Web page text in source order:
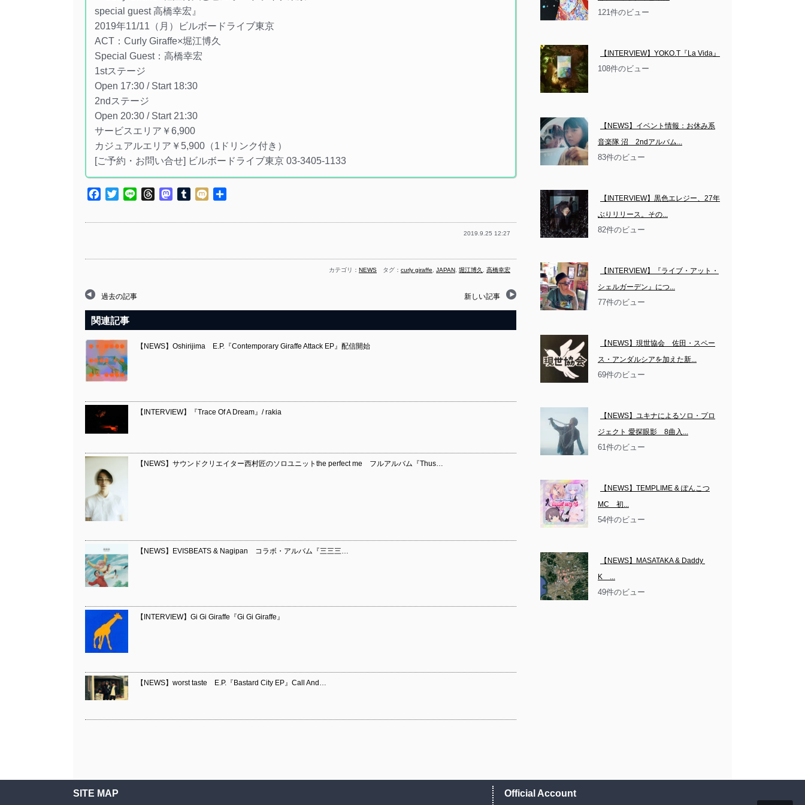
special guest 高橋幸宏』
2019年11/11（月）ビルボードライブ東京
ACT：Curly Giraffe×堀江博久
Special Guest：高橋幸宏
1stステージ
Open 17:30 / Start 18:30
2ndステージ
Open 20:30 / Start 21:30
サービスエリア￥6,900
カジュアルエリア￥5,900（1ドリンク付き）
[ご予約・お問い合せ] ビルボードライブ東京 03-3405-1133
Facebook
TwitterLine ThreadsMastodon
TumblrMixi
2019.9.25 12:27
カテゴリ： NEWS タグ： curly giraffe, JAPAN, 堀江博久, 高橋幸宏
過去の記事 新しい記事
関連記事
【NEWS】Oshirijima E.P.『Contemporary Giraffe Attack EP』配信開始
【INTERVIEW】『Trace Of A Dream』/ rakia
【NEWS】サウンドクリエイター西村匠のソロユニットthe perfect me フルアルバム『Thus…
【NEWS】EVISBEATS & Nagipan コラボ・アルバム『三三三…
【INTERVIEW】Gi Gi Giraffe『Gi Gi Giraffe』
【NEWS】worst taste E.P.『Bastard City EP』Call And…
121件のビュー
【INTERVIEW】YOKO.T『La Vida』
108件のビュー
【NEWS】イベント情報：お休み系
音楽隊 沼　2ndアルバム...
83件のビュー
【INTERVIEW】黒色エレジー、27年
ぶりリリース。その...
82件のビュー
【INTERVIEW】『ライブ・アット・
シェルガーデン』につ...
77件のビュー
【NEWS】現世協会　佐田・スペー
ス・アンダルシアを加えた新...
69件のビュー
【NEWS】ユキナによるソロ・プロ
ジェクト 愛探眼影　8曲入...
61件のビュー
【NEWS】TEMPLIME & ぽんこつ
MC　初...
54件のビュー
【NEWS】MASATAKA & Daddy
K　...
49件のビュー
SITE MAP Official Account